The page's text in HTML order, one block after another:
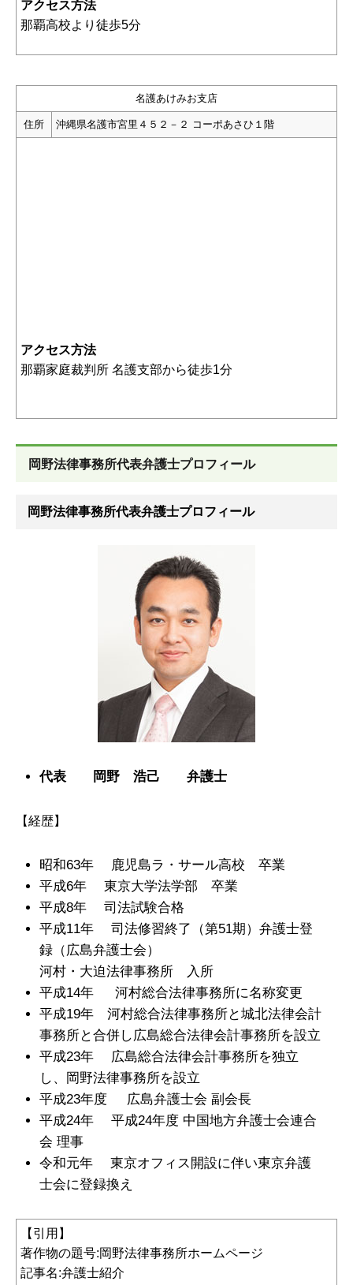
アクセス方法
那覇高校より徒歩5分
名護あけみお支店
住所 沖縄県名護市宮里４５２－２ コーポあさひ１階
アクセス方法
那覇家庭裁判所 名護支部から徒歩1分
岡野法律事務所代表弁護士プロフィール
岡野法律事務所代表弁護士プロフィール
代表 岡野 浩己 弁護士
【経歴】
昭和63年
鹿児島ラ・サール高校 卒業
平成6年
東京大学法学部 卒業
平成8年
司法試験合格
平成11年
司法修習終了（第51期）弁護士登
録（広島弁護士会）
河村・大迫法律事務所 入所
平成14年 河村総合法律事務所に名称変更
平成19年 河村総合法律事務所と城北法律会計
事務所と合併し広島総合法律会計事務所を設立
平成23年
広島総合法律会計事務所を独立
し、岡野法律事務所を設立
平成23年度 広島弁護士会 副会長
平成24年
平成24年度 中国地方弁護士会連合
会 理事
令和元年
東京オフィス開設に伴い東京弁護
士会に登録換え
【引用】
著作物の題号:岡野法律事務所ホームページ
記事名:弁護士紹介